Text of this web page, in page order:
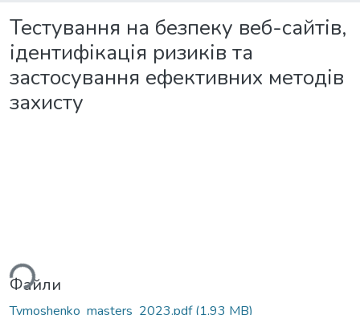
Тестування на безпеку веб-сайтів,
ідентифікація ризиків та
застосування ефективних методів
захисту
Файли
Tymoshenko_masters_2023.pdf(1,93 MB)